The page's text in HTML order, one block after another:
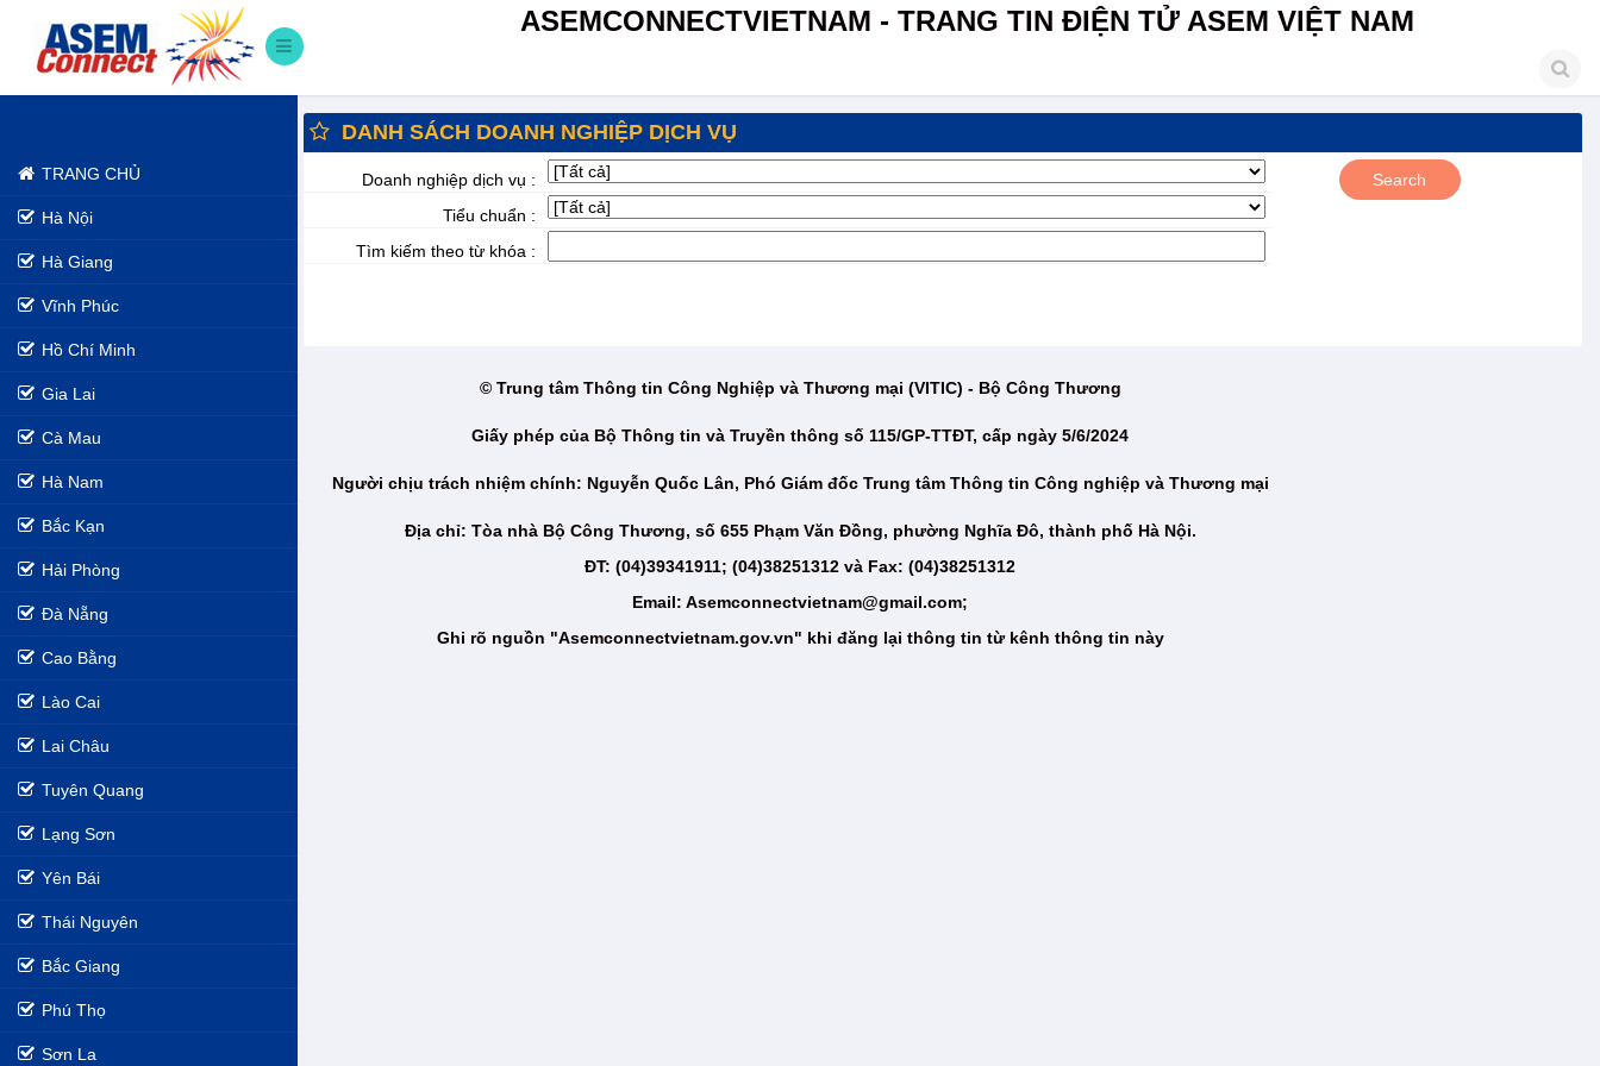
ASEMCONNECTVIETNAM - TRANG TIN ĐIỆN TỬ ASEM VIỆT NAM
TRANG CHỦ
Hà Nội
Hà Giang
Vĩnh Phúc
Hồ Chí Minh
Gia Lai
Cà Mau
Hà Nam
Bắc Kạn
Hải Phòng
Đà Nẵng
Cao Bằng
Lào Cai
Lai Châu
Tuyên Quang
Lạng Sơn
Yên Bái
Thái Nguyên
Bắc Giang
Phú Thọ
Sơn La
DANH SÁCH DOANH NGHIỆP DỊCH VỤ
Doanh nghiệp dịch vụ :
Tiểu chuẩn :
Tìm kiếm theo từ khóa :
© Trung tâm Thông tin Công Nghiệp và Thương mại (VITIC) - Bộ Công Thương
Giấy phép của Bộ Thông tin và Truyền thông số 115/GP-TTĐT, cấp ngày 5/6/2024
Người chịu trách nhiệm chính: Nguyễn Quốc Lân, Phó Giám đốc Trung tâm Thông tin Công nghiệp và Thương mại
Địa chỉ: Tòa nhà Bộ Công Thương, số 655 Phạm Văn Đồng, phường Nghĩa Đô, thành phố Hà Nội.
ĐT: (04)39341911; (04)38251312 và Fax: (04)38251312
Email: Asemconnectvietnam@gmail.com;
Ghi rõ nguồn "Asemconnectvietnam.gov.vn" khi đăng lại thông tin từ kênh thông tin này